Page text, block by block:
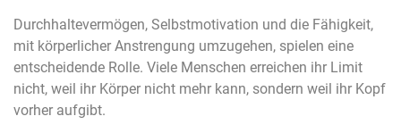
Durchhaltevermögen, Selbstmotivation und die Fähigkeit,
mit körperlicher Anstrengung umzugehen, spielen eine
entscheidende Rolle. Viele Menschen erreichen ihr Limit
nicht, weil ihr Körper nicht mehr kann, sondern weil ihr Kopf
vorher aufgibt.